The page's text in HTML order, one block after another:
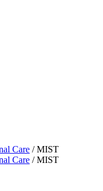
Care /MIST
Care /MIST